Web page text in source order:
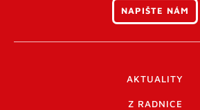
NAPIŠTE NÁM
AKTUALITY
Z RADNICE